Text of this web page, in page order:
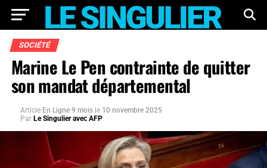
SOCIÉTÉ
Marine Le Pen contrainte de quitter
son mandat départemental
Article En Ligne 9 mois le 10 novembre 2025
Par Le Singulier avec AFP